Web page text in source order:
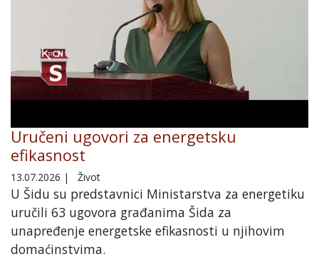
Uručeni ugovori za energetsku
efikasnost
13.07.2026 | Život
U Šidu su predstavnici Ministarstva za energetiku
uručili 63 ugovora građanima Šida za
unapređenje energetske efikasnosti u njihovim
domaćinstvima.